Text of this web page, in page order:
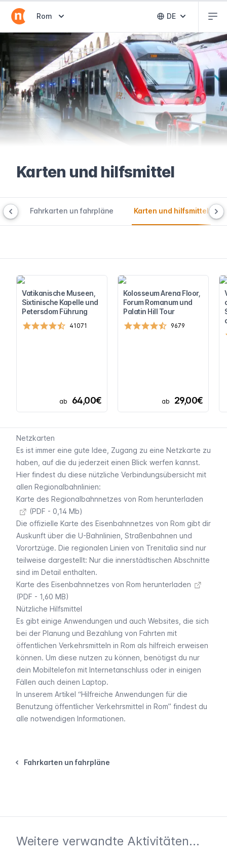
Abrir selector de destinos
Rom Abrir selector
DE
Karten und hilfsmittel
Fahrkarten un fahrpläne Karten und hilfsmittel
Vatikanische Museen,
Sixtinische Kapelle und
Petersdom Führung
41071
ab 64,00€
Kolosseum Arena Floor,
Forum Romanum und
Palatin Hill Tour
9679
ab 29,00€
Netzkarten
Es ist immer eine gute Idee, Zugang zu eine Netzkarte zu
haben, auf die du jederzeit einen Blick werfen kannst.
Hier findest du diese nützliche Verbindungsübersicht mit
allen Regionalbahnlinien:
Karte des Regionalbahnnetzes von Rom herunterladen
(PDF - 0,14 Mb)
Die offizielle Karte des Eisenbahnnetzes von Rom gibt dir
Auskunft über die U-Bahnlinien, Straßenbahnen und
Vorortzüge. Die regionalen Linien von Trenitalia sind nur
teilweise dargestellt: Nur die innerstädtischen Abschnitte
sind im Detail enthalten.
Karte des Eisenbahnnetzes von Rom herunterladen
(PDF - 1,60 MB)
Nützliche Hilfsmittel
Es gibt einige Anwendungen und auch Websites, die sich
bei der Planung und Bezahlung von Fahrten mit
öffentlichen Verkehrsmitteln in Rom als hilfreich erweisen
können. Um diese nutzen zu können, benötigst du nur
dein Mobiltelefon mit Internetanschluss oder in einigen
Fällen auch deinen Laptop.
In unserem Artikel “Hilfreiche Anwendungen für die
Benutzung öffentlicher Verkehrsmittel in Rom” findest du
alle notwendigen Informationen.
Fahrkarten un fahrpläne
Weitere verwandte Aktivitäten...